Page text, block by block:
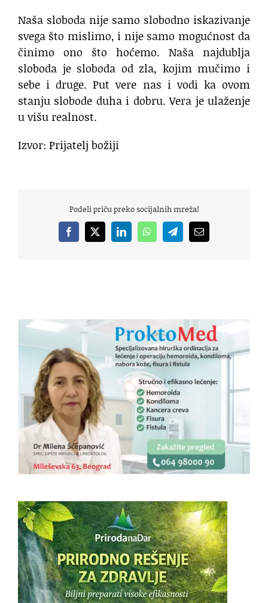
Naša sloboda nije samo slobodno iskazivanje
svega što mislimo, i nije samo mogućnost da
činimo ono što hoćemo. Naša najdublja
sloboda je sloboda od zla, kojim mučimo i
sebe i druge. Put vere nas i vodi ka ovom
stanju slobode duha i dobru. Vera je ulaženje
u višu realnost.
Izvor: Prijatelj božiji
Podeli priču preko socijalnih mreža!
Facebook
X LinkedInWhatsAppTelegramEmail